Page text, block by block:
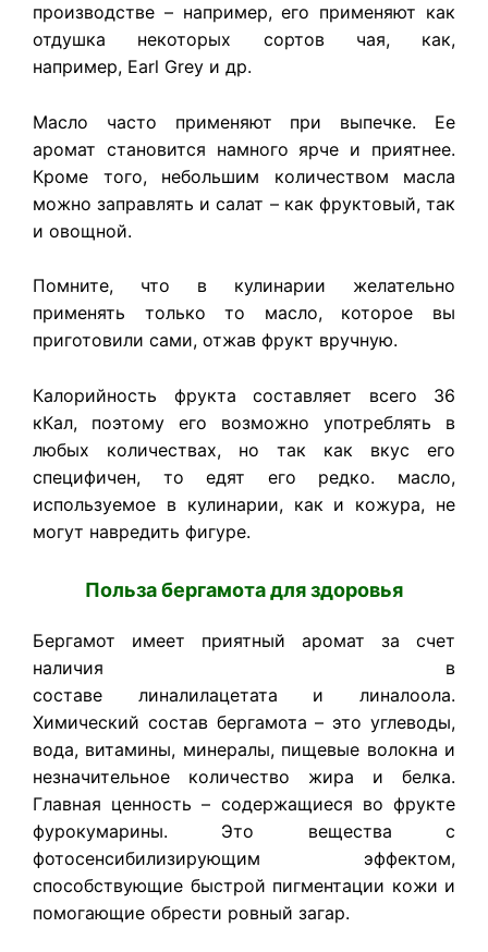
производстве – например, его применяют как
отдушка некоторых сортов чая, как,
например, Earl Grey и др.
Масло часто применяют при выпечке. Ее
аромат становится намного ярче и приятнее.
Кроме того, небольшим количеством масла
можно заправлять и салат – как фруктовый, так
и овощной.
Помните, что в кулинарии желательно
применять только то масло, которое вы
приготовили сами, отжав фрукт вручную.
Калорийность фрукта составляет всего 36
кКал, поэтому его возможно употреблять в
любых количествах, но так как вкус его
специфичен, то едят его редко. масло,
используемое в кулинарии, как и кожура, не
могут навредить фигуре.
Польза бергамота для здоровья
Бергамот имеет приятный аромат за счет
наличия в
составе линалилацетата и линалоола.
Химический состав бергамота – это углеводы,
вода, витамины, минералы, пищевые волокна и
незначительное количество жира и белка.
Главная ценность – содержащиеся во фрукте
фурокумарины. Это вещества с
фотосенсибилизирующим эффектом,
способствующие быстрой пигментации кожи и
помогающие обрести ровный загар.